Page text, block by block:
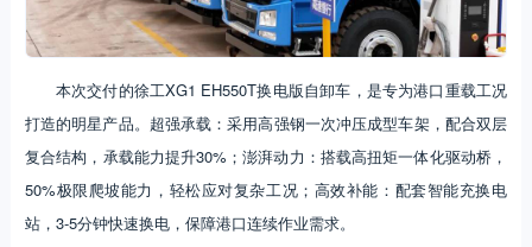
本次交付的徐工XG1 EH550T换电版自卸车，是专为港口重载工况
打造的明星产品。超强承载：采用高强钢一次冲压成型车架，配合双层
复合结构，承载能力提升30%；澎湃动力：搭载高扭矩一体化驱动桥，
50%极限爬坡能力，轻松应对复杂工况；高效补能：配套智能充换电
站，3-5分钟快速换电，保障港口连续作业需求。